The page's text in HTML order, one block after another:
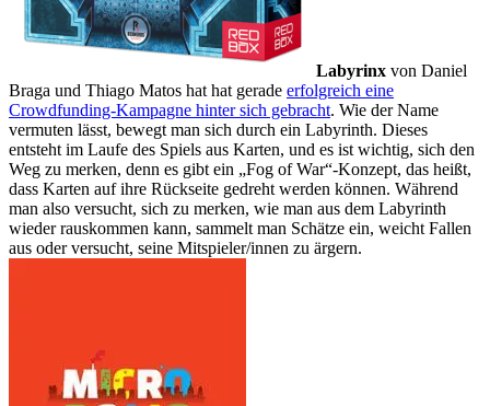
Labyrinx von Daniel
Braga und Thiago Matos hat hat gerade erfolgreich eine
Crowdfunding-Kampagne hinter sich gebracht. Wie der Name
vermuten lässt, bewegt man sich durch ein Labyrinth. Dieses
entsteht im Laufe des Spiels aus Karten, und es ist wichtig, sich den
Weg zu merken, denn es gibt ein „Fog of War“-Konzept, das heißt,
dass Karten auf ihre Rückseite gedreht werden können. Während
man also versucht, sich zu merken, wie man aus dem Labyrinth
wieder rauskommen kann, sammelt man Schätze ein, weicht Fallen
aus oder versucht, seine Mitspieler/innen zu ärgern.